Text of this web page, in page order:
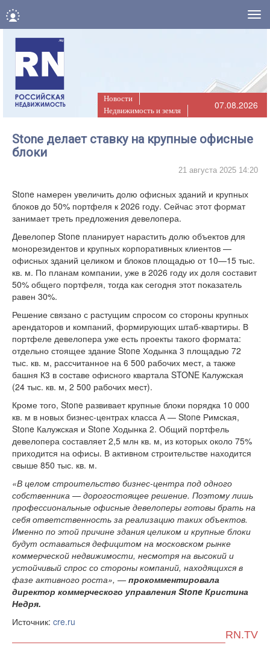
Новости
Недвижимость и земля
07.08.2026
Stone делает ставку на крупные офисные
блоки
21 августа 2025 14:20
Stone намерен увеличить долю офисных зданий и крупных
блоков до 50% портфеля к 2026 году. Сейчас этот формат
занимает треть предложения девелопера.
Девелопер Stone планирует нарастить долю объектов для
монорезидентов и крупных корпоративных клиентов —
офисных зданий целиком и блоков площадью от 10—15 тыс.
кв. м. По планам компании, уже в 2026 году их доля составит
50% общего портфеля, тогда как сегодня этот показатель
равен 30%.
Решение связано с растущим спросом со стороны крупных
арендаторов и компаний, формирующих штаб-квартиры. В
портфеле девелопера уже есть проекты такого формата:
отдельно стоящее здание Stone Ходынка 3 площадью 72
тыс. кв. м, рассчитанное на 6 500 рабочих мест, а также
башня К3 в составе офисного квартала STONE Калужская
(24 тыс. кв. м, 2 500 рабочих мест).
Кроме того, Stone развивает крупные блоки порядка 10 000
кв. м в новых бизнес-центрах класса А — Stone Римская,
Stone Калужская и Stone Ходынка 2. Общий портфель
девелопера составляет 2,5 млн кв. м, из которых около 75%
приходится на офисы. В активном строительстве находится
свыше 850 тыс. кв. м.
«В целом строительство бизнес-центра под одного
собственника — дорогостоящее решение. Поэтому лишь
профессиональные офисные девелоперы готовы брать на
себя ответственность за реализацию таких объектов.
Именно по этой причине здания целиком и крупные блоки
будут оставаться дефицитом на московском рынке
коммерческой недвижимости, несмотря на высокий и
устойчивый спрос со стороны компаний, находящихся в
фазе активного роста», — прокомментировала
директор коммерческого управления Stone Кристина
Недря.
Источник: cre.ru
RN.TV